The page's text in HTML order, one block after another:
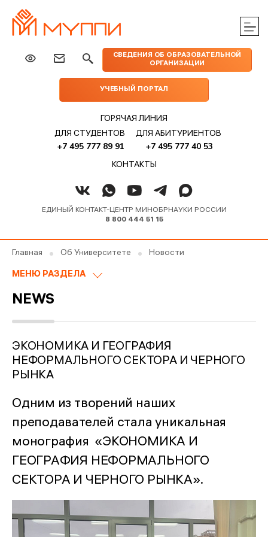
СВЕДЕНИЯ ОБ ОБРАЗОВАТЕЛЬНОЙ
ОРГАНИЗАЦИИ
УЧЕБНЫЙ ПОРТАЛ
ГОРЯЧАЯ ЛИНИЯ
ДЛЯ СТУДЕНТОВ
+7 495 777 89 91
ДЛЯ АБИТУРИЕНТОВ
+7 495 777 40 53
КОНТАКТЫ
ЕДИНЫЙ КОНТАКТ-ЦЕНТР МИНОБРНАУКИ РОССИИ
8 800 444 51 15
МЕРОПРИЯТИЯ
ПРАКТИЧЕСКОЙ
ИЗДАТЕЛЬСТВО
МУППИ
Главная Об Университете Новости
МЕНЮ РАЗДЕЛА
NEWS
ЭКОНОМИКА И ГЕОГРАФИЯ
НЕФОРМАЛЬНОГО СЕКТОРА И ЧЕРНОГО
РЫНКА
Одним из творений наших
преподавателей стала уникальная
монография «ЭКОНОМИКА И
ГЕОГРАФИЯ НЕФОРМАЛЬНОГО
СЕКТОРА И ЧЕРНОГО РЫНКА».